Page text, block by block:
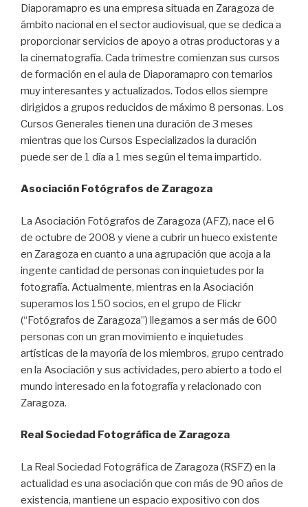
Diaporamapro es una empresa situada en Zaragoza de
ámbito nacional en el sector audiovisual, que se dedica a
proporcionar servicios de apoyo a otras productoras y a
la cinematografía. Cada trimestre comienzan sus cursos
de formación en el aula de Diaporamapro con temarios
muy interesantes y actualizados. Todos ellos siempre
dirigidos a grupos reducidos de máximo 8 personas. Los
Cursos Generales tienen una duración de 3 meses
mientras que los Cursos Especializados la duración
puede ser de 1 día a 1 mes según el tema impartido.
Asociación Fotógrafos de Zaragoza
La Asociación Fotógrafos de Zaragoza (AFZ), nace el 6
de octubre de 2008 y viene a cubrir un hueco existente
en Zaragoza en cuanto a una agrupación que acoja a la
ingente cantidad de personas con inquietudes por la
fotografía. Actualmente, mientras en la Asociación
superamos los 150 socios, en el grupo de Flickr
(“Fotógrafos de Zaragoza”) llegamos a ser más de 600
personas con un gran movimiento e inquietudes
artísticas de la mayoría de los miembros, grupo centrado
en la Asociación y sus actividades, pero abierto a todo el
mundo interesado en la fotografía y relacionado con
Zaragoza.
Real Sociedad Fotográfica de Zaragoza
La Real Sociedad Fotográfica de Zaragoza (RSFZ) en la
actualidad es una asociación que con más de 90 años de
existencia, mantiene un espacio expositivo con dos